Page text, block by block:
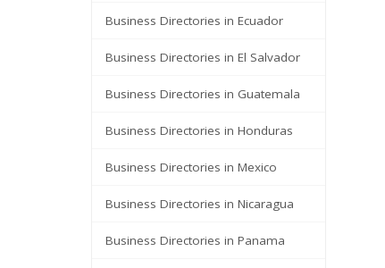
Business Directories in Ecuador
Business Directories in El Salvador
Business Directories in Guatemala
Business Directories in Honduras
Business Directories in Mexico
Business Directories in Nicaragua
Business Directories in Panama